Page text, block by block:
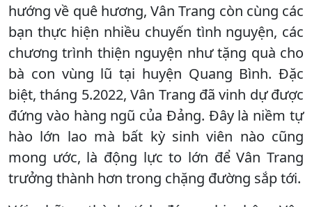
hướng về quê hương, Vân Trang còn cùng các
bạn thực hiện nhiều chuyến tình nguyện, các
chương trình thiện nguyện như tặng quà cho
bà con vùng lũ tại huyện Quang Bình. Đặc
biệt, tháng 5.2022, Vân Trang đã vinh dự được
đứng vào hàng ngũ của Đảng. Đây là niềm tự
hào lớn lao mà bất kỳ sinh viên nào cũng
mong ước, là động lực to lớn để Vân Trang
trưởng thành hơn trong chặng đường sắp tới.